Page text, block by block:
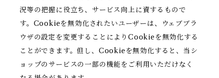
況等の把握に役立ち、サービス向上に資するもので
す。Cookieを無効化されたいユーザーは、ウェブブラ
ウザの設定を変更することによりCookieを無効化する
ことができます。但し、Cookieを無効化すると、当シ
ョップのサービスの一部の機能をご利用いただけなく